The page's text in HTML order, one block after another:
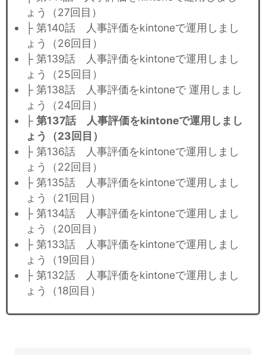
ょう（27回目）
├ 第140話 人事評価をkintoneで運用しまし
ょう（26回目）
├ 第139話 人事評価をkintoneで運用しまし
ょう（25回目）
├ 第138話 人事評価をkintoneで 運用しまし
ょう（24回目）
├ 第137話 人事評価をkintoneで運用しまし
ょう（23回目）
├ 第136話 人事評価をkintoneで運用しまし
ょう（22回目）
├ 第135話 人事評価をkintoneで運用しまし
ょう（21回目）
├ 第134話 人事評価をkintoneで運用しまし
ょう（20回目）
├ 第133話 人事評価をkintoneで運用しまし
ょう（19回目）
├ 第132話 人事評価をkintoneで運用しまし
ょう（18回目）